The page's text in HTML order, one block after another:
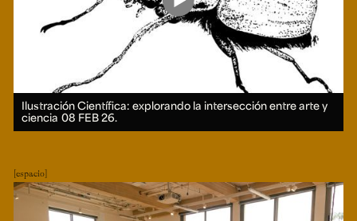
Ilustración Científica: explorando la intersección entre arte y
ciencia 08 FEB 26.
espacio